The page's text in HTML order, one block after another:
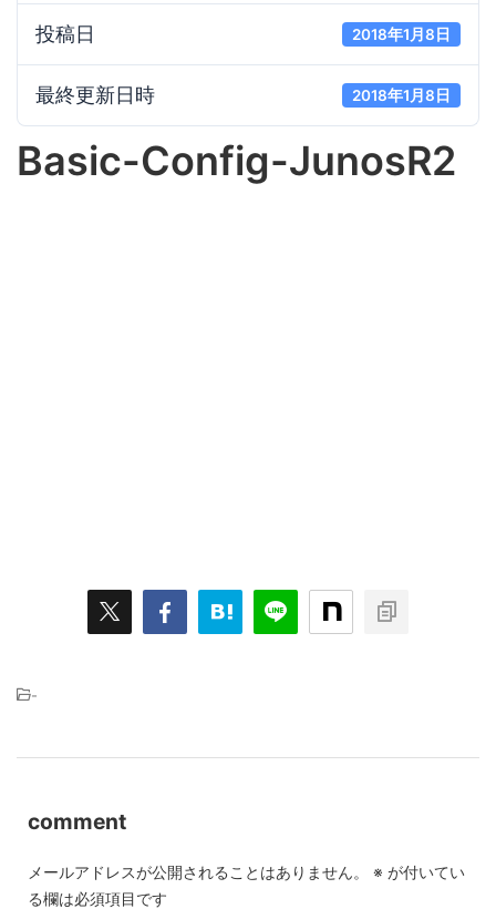
投稿日 2018年1月8日
最終更新日時 2018年1月8日
Basic-Config-JunosR2
-
comment
メールアドレスが公開されることはありません。 ※ が付いてい
る欄は必須項目です